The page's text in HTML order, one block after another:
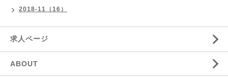
2018-11（16）
求人ページ
ABOUT